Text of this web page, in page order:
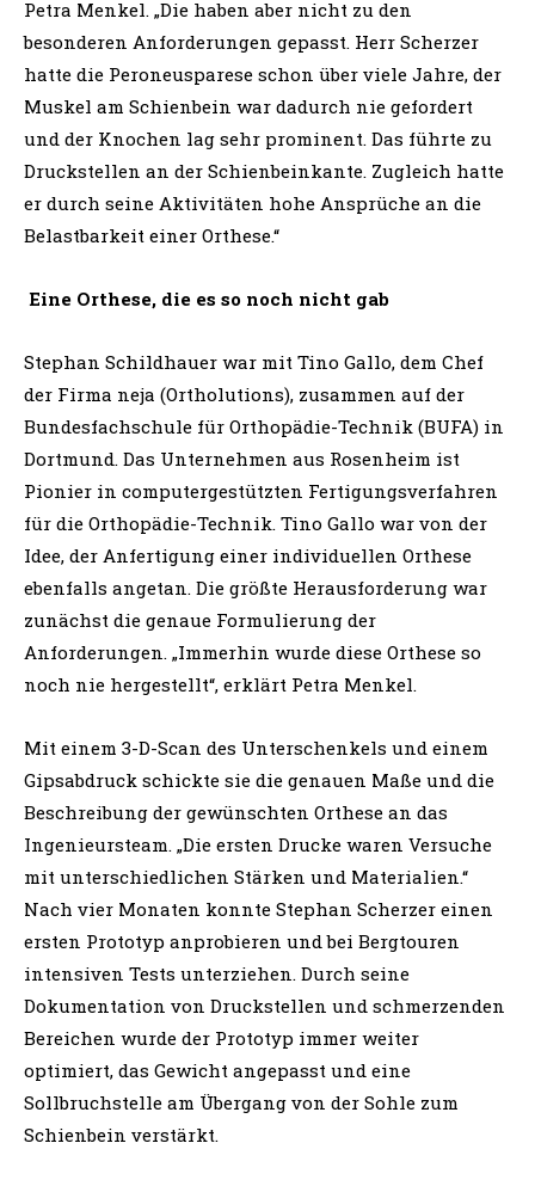
Petra Menkel. „Die haben aber nicht zu den
besonderen Anforderungen gepasst. Herr Scherzer
hatte die Peroneusparese schon über viele Jahre, der
Muskel am Schienbein war dadurch nie gefordert
und der Knochen lag sehr prominent. Das führte zu
Druckstellen an der Schienbeinkante. Zugleich hatte
er durch seine Aktivitäten hohe Ansprüche an die
Belastbarkeit einer Orthese.“
Eine Orthese, die es so noch nicht gab
Stephan Schildhauer war mit Tino Gallo, dem Chef
der Firma neja (Ortholutions), zusammen auf der
Bundesfachschule für Orthopädie-Technik (BUFA) in
Dortmund. Das Unternehmen aus Rosenheim ist
Pionier in computergestützten Fertigungsverfahren
für die Orthopädie-Technik. Tino Gallo war von der
Idee, der Anfertigung einer individuellen Orthese
ebenfalls angetan. Die größte Herausforderung war
zunächst die genaue Formulierung der
Anforderungen. „Immerhin wurde diese Orthese so
noch nie hergestellt“, erklärt Petra Menkel.
Mit einem 3-D-Scan des Unterschenkels und einem
Gipsabdruck schickte sie die genauen Maße und die
Beschreibung der gewünschten Orthese an das
Ingenieursteam. „Die ersten Drucke waren Versuche
mit unterschiedlichen Stärken und Materialien.“
Nach vier Monaten konnte Stephan Scherzer einen
ersten Prototyp anprobieren und bei Bergtouren
intensiven Tests unterziehen. Durch seine
Dokumentation von Druckstellen und schmerzenden
Bereichen wurde der Prototyp immer weiter
optimiert, das Gewicht angepasst und eine
Sollbruchstelle am Übergang von der Sohle zum
Schienbein verstärkt.